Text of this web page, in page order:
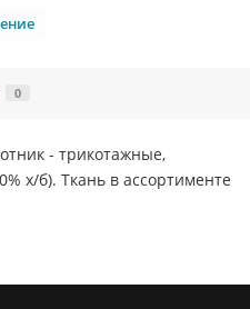
0
- трикотажные,
х/б). Ткань в ассортименте